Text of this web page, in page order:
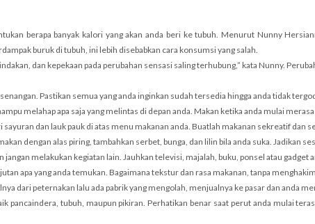
berapa banyak kalori yang akan anda beri ke tubuh. Menurut Nunny
buruk di tubuh, ini lebih disebabkan cara konsumsi yang salah.
dan kepekaan pada perubahan sensasi saling terhubung,” kata Nunny.
Pastikan semua yang anda inginkan sudah tersedia hingga anda tidak
melahap apa saja yang melintas di depan anda. Makan ketika anda mulai merasa
dan lauk pauk di atas menu makanan anda. Buatlah makanan sekreatif dan
dengan alas piring, tambahkan serbet, bunga, dan lilin bila anda suka. Jadikan
melakukan kegiatan lain. Jauhkan televisi, majalah, buku, ponsel atau gadget
apa yang anda temukan. Bagaimana tekstur dan rasa makanan, tanpa
dari peternakan lalu ada pabrik yang mengolah, menjualnya ke pasar dan anda
pancaindera, tubuh, maupun pikiran. Perhatikan benar saat perut anda mulai